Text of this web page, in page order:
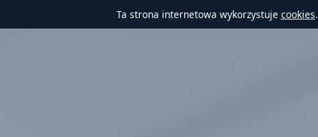
Ta strona internetowa wykorzystuje cookies